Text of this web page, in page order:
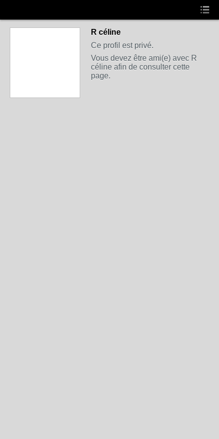
R céline
Ce profil est privé.
Vous devez être ami(e) avec R
céline afin de consulter cette
page.